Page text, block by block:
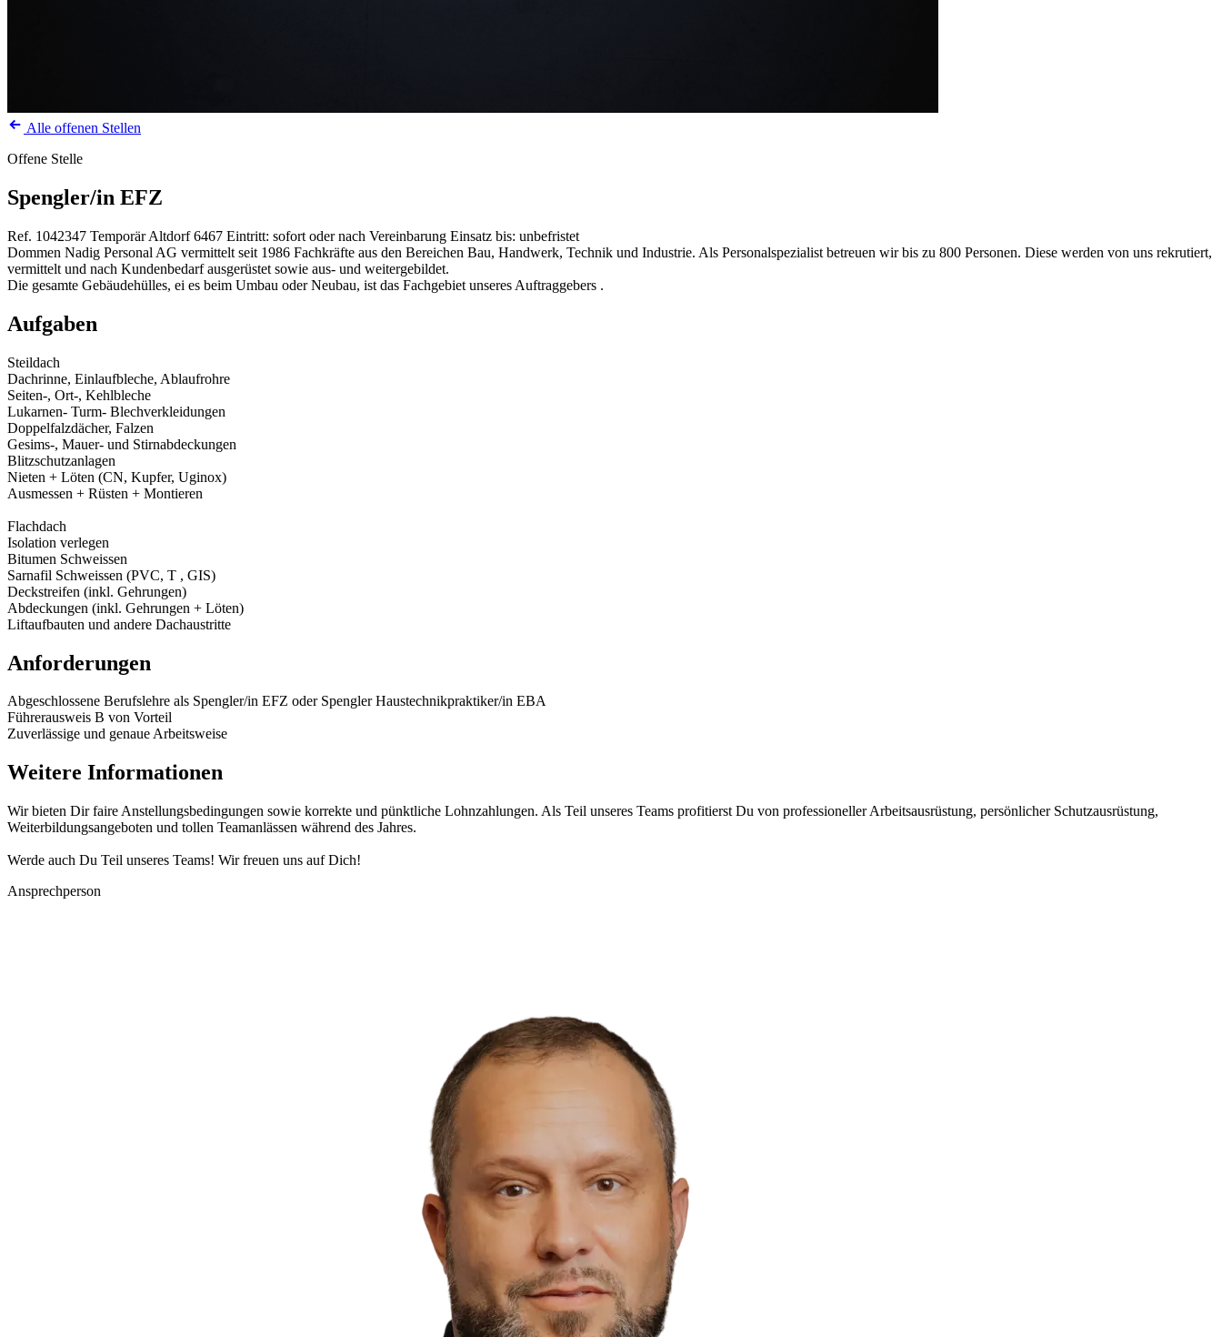
Alle offenen Stellen
Offene Stelle
Spengler/in EFZ
Ref. 1042347 Temporär Altdorf 6467 Eintritt: sofort oder nach Vereinbarung Einsatz bis: unbefristet
Dommen Nadig Personal AG vermittelt seit 1986 Fachkräfte aus den Bereichen Bau, Handwerk, Technik und Industrie. Als Personalspezialist betreuen wir bis zu 800 Personen. Diese werden von uns rekrutiert,
vermittelt und nach Kundenbedarf ausgerüstet sowie aus- und weitergebildet.
Die gesamte Gebäudehülles, ei es beim Umbau oder Neubau, ist das Fachgebiet unseres Auftraggebers .
Aufgaben
Steildach
Dachrinne, Einlaufbleche, Ablaufrohre
Seiten-, Ort-, Kehlbleche
Lukarnen- Turm- Blechverkleidungen
Doppelfalzdächer, Falzen
Gesims-, Mauer- und Stirnabdeckungen
Blitzschutzanlagen
Nieten + Löten (CN, Kupfer, Uginox)
Ausmessen + Rüsten + Montieren
Flachdach
Isolation verlegen
Bitumen Schweissen
Sarnafil Schweissen (PVC, T , GIS)
Deckstreifen (inkl. Gehrungen)
Abdeckungen (inkl. Gehrungen + Löten)
Liftaufbauten und andere Dachaustritte
Anforderungen
Abgeschlossene Berufslehre als Spengler/in EFZ oder Spengler Haustechnikpraktiker/in EBA
Führerausweis B von Vorteil
Zuverlässige und genaue Arbeitsweise
Weitere Informationen
Wir bieten Dir faire Anstellungsbedingungen sowie korrekte und pünktliche Lohnzahlungen. Als Teil unseres Teams profitierst Du von professioneller Arbeitsausrüstung, persönlicher Schutzausrüstung,
Weiterbildungsangeboten und tollen Teamanlässen während des Jahres.
Werde auch Du Teil unseres Teams! Wir freuen uns auf Dich!
Ansprechperson